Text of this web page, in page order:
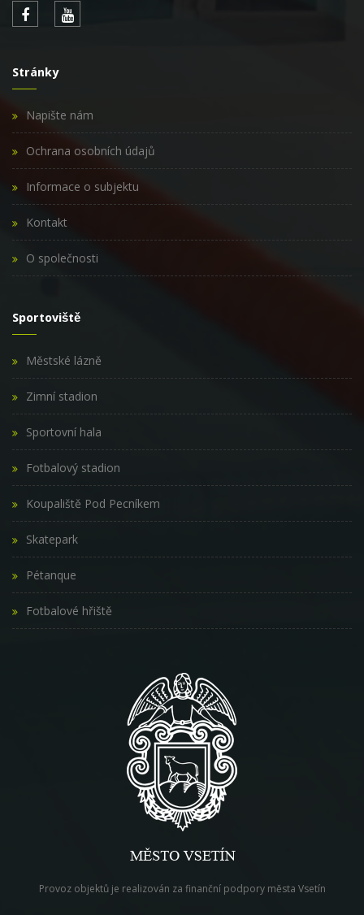
Stránky
Napište nám
Ochrana osobních údajů
Informace o subjektu
Kontakt
O společnosti
Sportoviště
Městské lázně
Zimní stadion
Sportovní hala
Fotbalový stadion
Koupaliště Pod Pecníkem
Skatepark
Pétanque
Fotbalové hřiště
Provoz objektů je realizován za finanční podpory města Vsetín